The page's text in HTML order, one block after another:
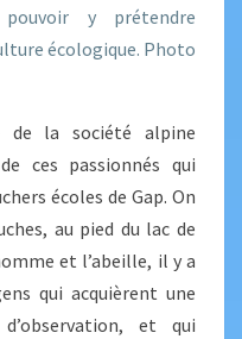
de la société alpine
ces passionnés qui
écoles de Gap. On
au pied du lac de
et l’abeille, il y a
qui acquièrent une
et qui